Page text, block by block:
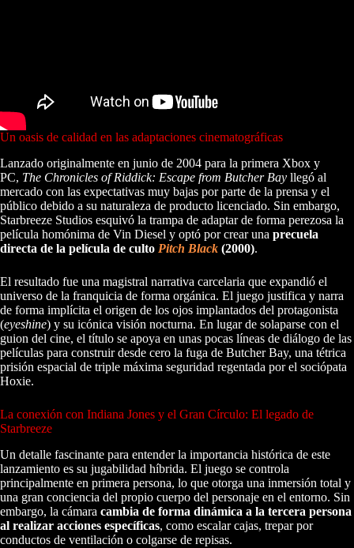
Un oasis de calidad en las adaptaciones cinematográficas
Lanzado originalmente en junio de 2004 para la primera Xbox y
PC, The Chronicles of Riddick: Escape from Butcher Bay llegó al
mercado con las expectativas muy bajas por parte de la prensa y el
público debido a su naturaleza de producto licenciado. Sin embargo,
Starbreeze Studios esquivó la trampa de adaptar de forma perezosa la
película homónima de Vin Diesel y optó por crear una precuela
directa de la película de culto Pitch Black (2000).
El resultado fue una magistral narrativa carcelaria que expandió el
universo de la franquicia de forma orgánica. El juego justifica y narra
de forma implícita el origen de los ojos implantados del protagonista
(eyeshine) y su icónica visión nocturna. En lugar de solaparse con el
guion del cine, el título se apoya en unas pocas líneas de diálogo de las
películas para construir desde cero la fuga de Butcher Bay, una tétrica
prisión espacial de triple máxima seguridad regentada por el sociópata
Hoxie.
La conexión con Indiana Jones y el Gran Círculo: El legado de
Starbreeze
Un detalle fascinante para entender la importancia histórica de este
lanzamiento es su jugabilidad híbrida. El juego se controla
principalmente en primera persona, lo que otorga una inmersión total y
una gran conciencia del propio cuerpo del personaje en el entorno. Sin
embargo, la cámara cambia de forma dinámica a la tercera persona
al realizar acciones específicas, como escalar cajas, trepar por
conductos de ventilación o colgarse de repisas.